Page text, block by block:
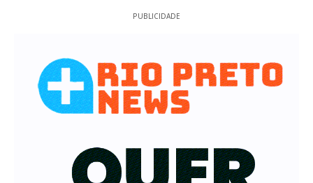
PUBLICIDADE